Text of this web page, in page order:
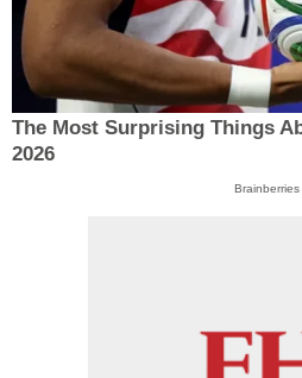
The Most Surprising Things
2026
Brainberries